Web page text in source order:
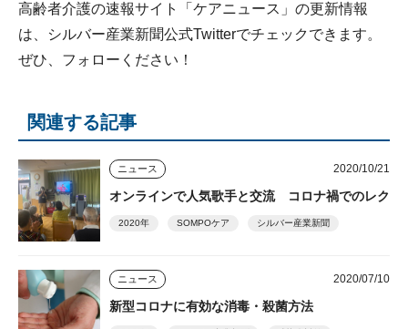
高齢者介護の速報サイト「ケアニュース」の更新情報
は、シルバー産業新聞公式Twitterでチェックできます。
ぜひ、フォローください！
関連する記事
ニュース 2020/10/21
オンラインで人気歌手と交流 コロナ禍でのレク
2020年 SOMPOケア シルバー産業新聞
ニュース 2020/07/10
新型コロナに有効な消毒・殺菌方法